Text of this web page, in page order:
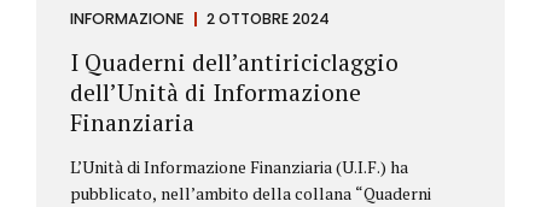
INFORMAZIONE 2 OTTOBRE 2024
I Quaderni dell’antiriciclaggio
dell’Unità di Informazione
Finanziaria
L’Unità di Informazione Finanziaria (U.I.F.) ha
pubblicato, nell’ambito della collana “Quaderni